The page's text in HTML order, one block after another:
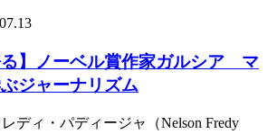
る】ノーベル賞作家ガルシア゠マ
ジャーナリズム
ディ・パディージャ（Nelson Fredy